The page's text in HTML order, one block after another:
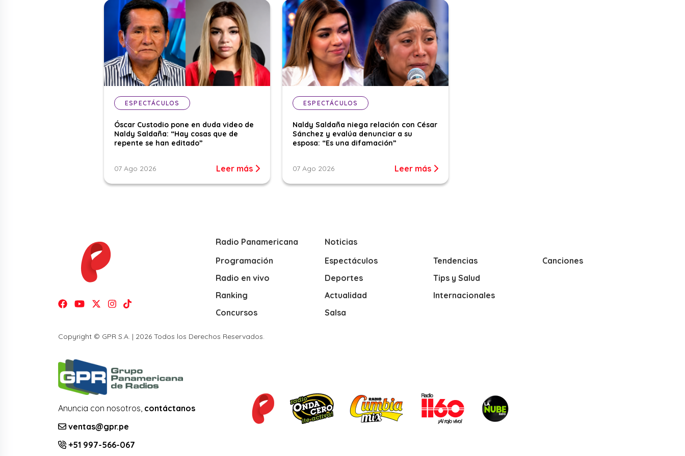
ESPECTÁCULOS
Óscar Custodio pone en duda video de
Naldy Saldaña: “Hay cosas que de
repente se han editado”
07 Ago 2026 Leer más
ESPECTÁCULOS
Naldy Saldaña niega relación con César
Sánchez y evalúa denunciar a su
esposa: “Es una difamación”
07 Ago 2026 Leer más
Radio Panamericana
Programación
Radio en vivo
Ranking
Concursos
Noticias
Espectáculos
Deportes
Actualidad
Salsa
Tendencias
Tips y Salud
Internacionales
Canciones
Copyright © GPR S.A. | 2026 Todos los Derechos Reservados.
Anuncia con nosotros, contáctanos
ventas@gpr.pe
+51 997-566-067